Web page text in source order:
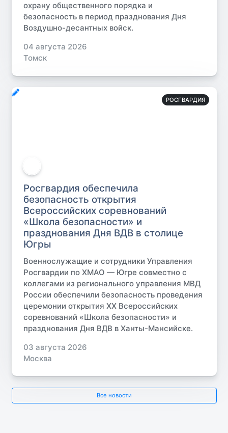
охрану общественного порядка и
безопасность в период празднования Дня
Воздушно-десантных войск.
04 августа 2026
Томск
РОСГВАРДИЯ
Росгвардия обеспечила
безопасность открытия
Всероссийских соревнований
«Школа безопасности» и
празднования Дня ВДВ в столице
Югры
Военнослужащие и сотрудники Управления
Росгвардии по ХМАО — Югре совместно с
коллегами из регионального управления МВД
России обеспечили безопасность проведения
церемонии открытия XX Всероссийских
соревнований «Школа безопасности» и
празднования Дня ВДВ в Ханты-Мансийске.
03 августа 2026
Москва
Все новости